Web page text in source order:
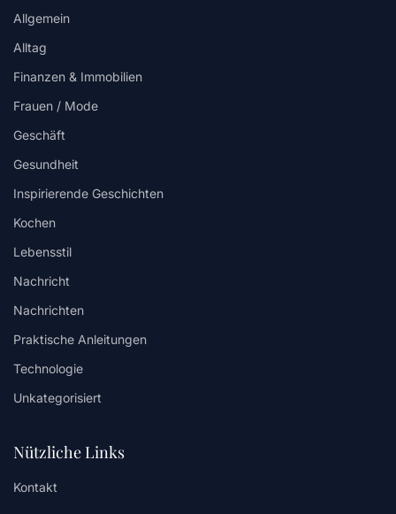
Allgemein
Alltag
Finanzen & Immobilien
Frauen / Mode
Geschäft
Gesundheit
Inspirierende Geschichten
Kochen
Lebensstil
Nachricht
Nachrichten
Praktische Anleitungen
Technologie
Unkategorisiert
Nützliche Links
Kontakt